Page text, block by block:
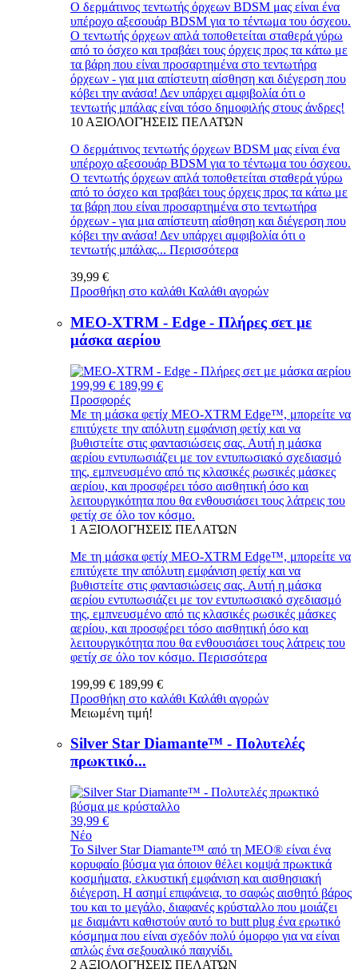
Ο δερμάτινος τεντωτής όρχεων BDSM μας είναι ένα
υπέροχο αξεσουάρ BDSM για το τέντωμα του όσχεου.
Ο τεντωτής όρχεων απλά τοποθετείται σταθερά γύρω
από το όσχεο και τραβάει τους όρχεις προς τα κάτω με
τα βάρη που είναι προσαρτημένα στο τεντωτήρα
όρχεων - για μια απίστευτη αίσθηση και διέγερση που
κόβει την ανάσα! Δεν υπάρχει αμφιβολία ότι ο
τεντωτής μπάλας είναι τόσο δημοφιλής στους άνδρες!
10 ΑΞΙΟΛΟΓΉΣΕΙΣ ΠΕΛΑΤΏΝ
Ο δερμάτινος τεντωτής όρχεων BDSM μας είναι ένα
υπέροχο αξεσουάρ BDSM για το τέντωμα του όσχεου.
Ο τεντωτής όρχεων απλά τοποθετείται σταθερά γύρω
από το όσχεο και τραβάει τους όρχεις προς τα κάτω με
τα βάρη που είναι προσαρτημένα στο τεντωτήρα
όρχεων - για μια απίστευτη αίσθηση και διέγερση που
κόβει την ανάσα! Δεν υπάρχει αμφιβολία ότι ο
τεντωτής μπάλας... Περισσότερα
39,99 €
Προσθήκη στο καλάθι Καλάθι αγορών
MEO-XTRM - Edge - Πλήρες σετ με
μάσκα αερίου
199,99 € 189,99 €
Προσφορές
Με τη μάσκα φετίχ MEO-XTRM Edge™, μπορείτε να
επιτύχετε την απόλυτη εμφάνιση φετίχ και να
βυθιστείτε στις φαντασιώσεις σας. Αυτή η μάσκα
αερίου εντυπωσιάζει με τον εντυπωσιακό σχεδιασμό
της, εμπνευσμένο από τις κλασικές ρωσικές μάσκες
αερίου, και προσφέρει τόσο αισθητική όσο και
λειτουργικότητα που θα ενθουσιάσει τους λάτρεις του
φετίχ σε όλο τον κόσμο.
1 ΑΞΙΟΛΟΓΉΣΕΙΣ ΠΕΛΑΤΏΝ
Με τη μάσκα φετίχ MEO-XTRM Edge™, μπορείτε να
επιτύχετε την απόλυτη εμφάνιση φετίχ και να
βυθιστείτε στις φαντασιώσεις σας. Αυτή η μάσκα
αερίου εντυπωσιάζει με τον εντυπωσιακό σχεδιασμό
της, εμπνευσμένο από τις κλασικές ρωσικές μάσκες
αερίου, και προσφέρει τόσο αισθητική όσο και
λειτουργικότητα που θα ενθουσιάσει τους λάτρεις του
φετίχ σε όλο τον κόσμο. Περισσότερα
199,99 € 189,99 €
Προσθήκη στο καλάθι Καλάθι αγορών
Μειωμένη τιμή!
Silver Star Diamante™ - Πολυτελές
πρωκτικό...
39,99 €
Νέο
Το Silver Star Diamante™ από τη MEO® είναι ένα
κορυφαίο βύσμα για όποιον θέλει κομψά πρωκτικά
κοσμήματα, ελκυστική εμφάνιση και αισθησιακή
διέγερση. Η ασημί επιφάνεια, το σαφώς αισθητό βάρος
του και το μεγάλο, διαφανές κρύσταλλο που μοιάζει
με διαμάντι καθιστούν αυτό το butt plug ένα ερωτικό
κόσμημα που είναι σχεδόν πολύ όμορφο για να είναι
απλώς ένα σεξουαλικό παιχνίδι.
2 ΑΞΙΟΛΟΓΉΣΕΙΣ ΠΕΛΑΤΏΝ